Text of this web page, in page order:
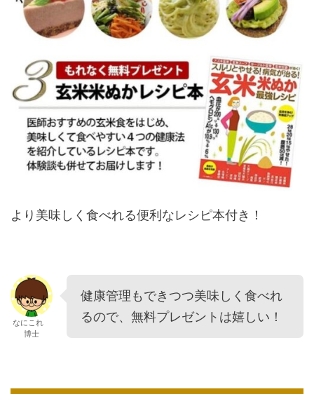
より美味しく食べれる便利なレシピ本付き！
なにこれ
博士
健康管理もできつつ美味しく食べれ
るので、無料プレゼントは嬉しい！